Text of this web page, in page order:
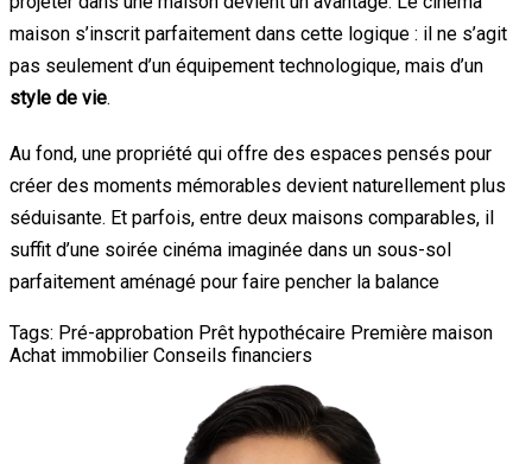
maison s’inscrit parfaitement dans cette logique : il ne s’agit
pas seulement d’un équipement technologique, mais d’un
style de vie.
Au fond, une propriété qui offre des espaces pensés pour
créer des moments mémorables devient naturellement plus
séduisante. Et parfois, entre deux maisons comparables, il
suffit d’une soirée cinéma imaginée dans un sous-sol
parfaitement aménagé pour faire pencher la balance
Tags: Pré-approbation Prêt hypothécaire Première maison
Achat immobilier Conseils financiers